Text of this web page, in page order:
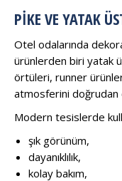
PIKE VE YATAK
Otel odalarında
ürünlerden biri yatak
örtüleri, runner
atmosferini doğrudan
Modern tesislerde
şık görünüm,
dayanıklılık,
kolay bakım,